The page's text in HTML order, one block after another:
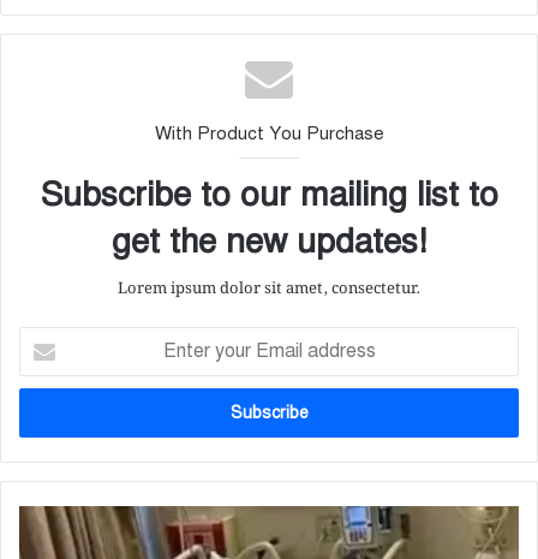
With Product You Purchase
Subscribe to our mailing list to
get the new updates!
Lorem ipsum dolor sit amet, consectetur.
your
Email
সাবেক
মেয়র